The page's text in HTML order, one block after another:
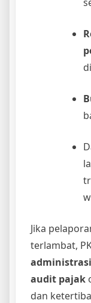
Jika
terlambat,
administrasi
audit pajak
dan